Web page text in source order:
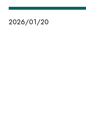
2026/01/20